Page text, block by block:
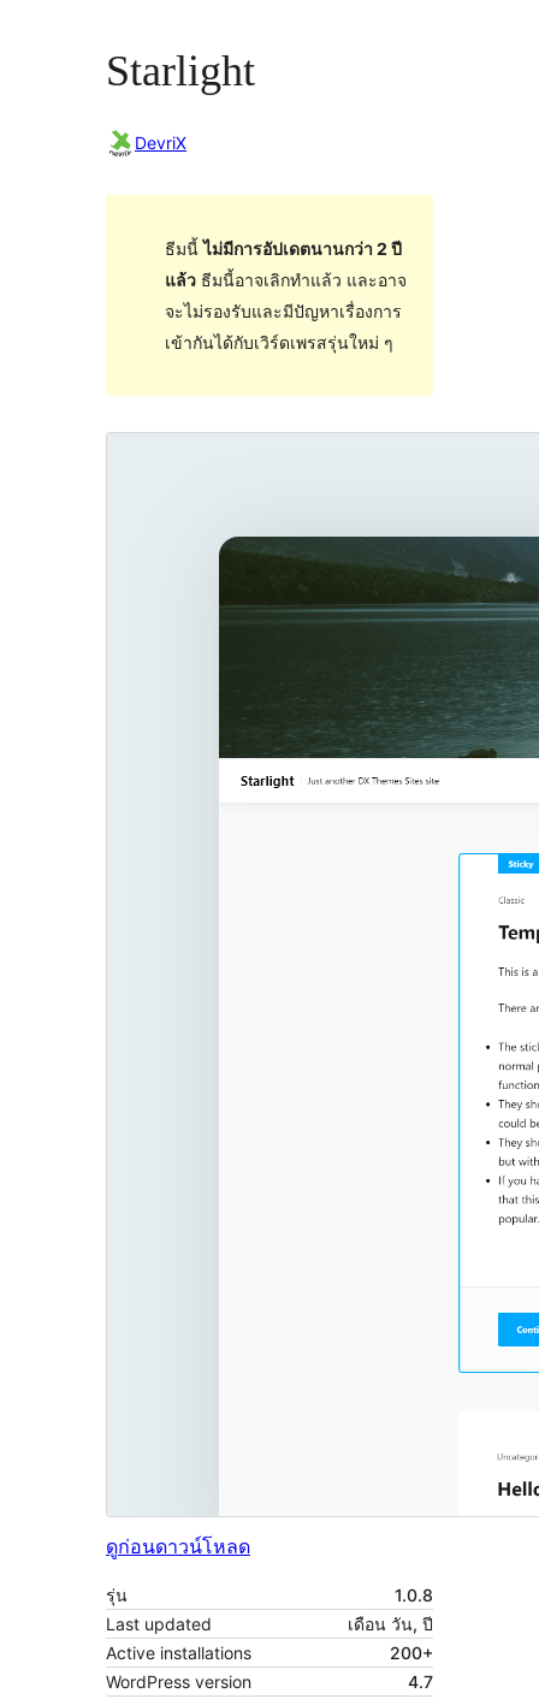
Starlight
DevriX
ธีมนี้ไม่มีการอัปเดตนานกว่า 2 ปี
แล้วธีมนี้อาจเลิกทำแล้ว และอาจ
จะไม่รองรับและมีปัญหาเรื่องการ
เข้ากันได้กับเวิร์ดเพรสรุ่นใหม่ ๆ
ดูก่อนดาวน์โหลด
รุ่น
1.0.8
Last updated
เดือน วัน, ปี
Active installations
200+
WordPress version
4.7